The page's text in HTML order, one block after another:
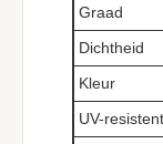
Graad
Dichtheid
Kleur
UV-